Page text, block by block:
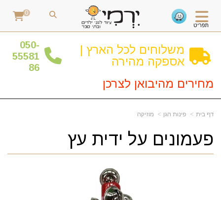
תפריט
0
משלוחים לכל הארץ |
אספקה מהירה
050-
55581
86
מחירים מהיבואן לצרכן
דף בית פינות הגן מוזיקה
פעמונים על ידית עץ